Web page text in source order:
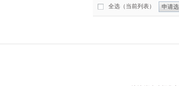
全选（当前列表）
申请